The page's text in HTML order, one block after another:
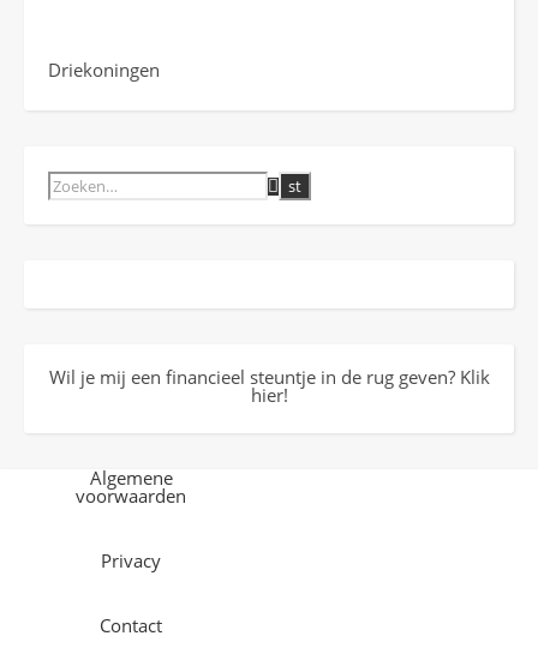
Driekoningen
Wil je mij een financieel steuntje in de rug geven? Klik
hier!
Algemene
voorwaarden
Privacy
Contact